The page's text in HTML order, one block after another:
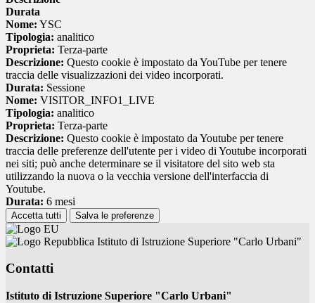
Durata
Nome: YSC
Tipologia: analitico
Proprieta: Terza-parte
Descrizione: Questo cookie è impostato da YouTube per tenere
traccia delle visualizzazioni dei video incorporati.
Durata: Sessione
Nome: VISITOR_INFO1_LIVE
Tipologia: analitico
Proprieta: Terza-parte
Descrizione: Questo cookie è impostato da Youtube per tenere
traccia delle preferenze dell'utente per i video di Youtube incorporati
nei siti; può anche determinare se il visitatore del sito web sta
utilizzando la nuova o la vecchia versione dell'interfaccia di
Youtube.
Durata: 6 mesi
Accetta tutti Salva le preferenze
Istituto di Istruzione Superiore "Carlo Urbani"
Contatti
Istituto di Istruzione Superiore "Carlo Urbani"